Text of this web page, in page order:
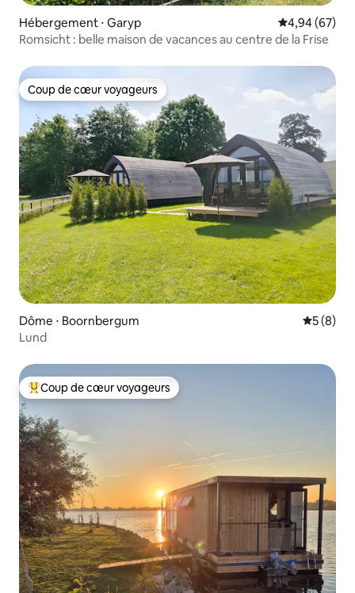
Hébergement ⋅ Garyp Évaluation
4,94 (67)
Romsicht : belle maison de vacances au centre de la Frise
Coup de cœur voyageurs
Coup de cœur voyageurs
Dôme ⋅ Boornbergum
5 (8)
Lund
Coups de cœur voyageurs les plus appréciés
Coup de cœur voyageurs